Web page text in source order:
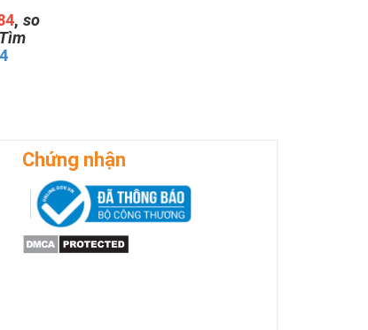
, so
Tìm
Chứng nhận